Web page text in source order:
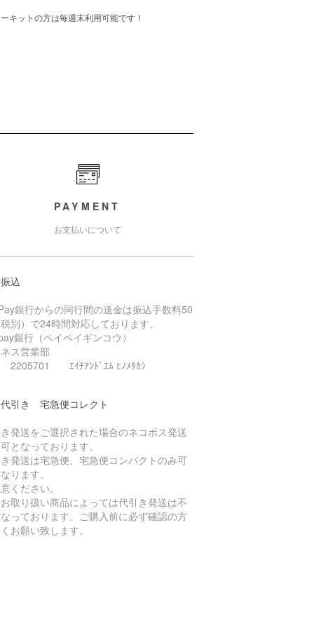
キットの方は毎週末利用可能です！
PAYMENT
お支払いについて
込
銀行からの同行間の送金は振込手数料50
別）で24時間対応しております。
銀行（ペイペイギンコウ）
ス営業部
2205701 ｴｲﾁｱﾝﾄﾞｴﾑ ﾋﾉﾒﾀｶｼ
引き 宅急便コレクト
発送をご選択された場合のネコポス発送
となっております。
発送は宅急便、宅急便コンパクトのみ可
ります。
ください。
取り扱い商品によっては代引き発送は不
っております。ご購入前に必ず確認の方
お願い致します。